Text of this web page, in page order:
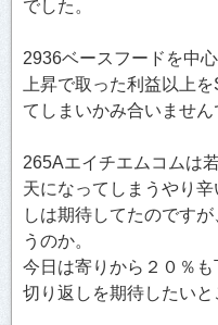
でした。
2936ベースフードを中
上昇で取った利益以上
てしまいかみ合いません
265Aエイチエムコムは
天になってしまうやり
しは期待してたのです
うのか。
今日は寄りから２０％
切り返しを期待したいと